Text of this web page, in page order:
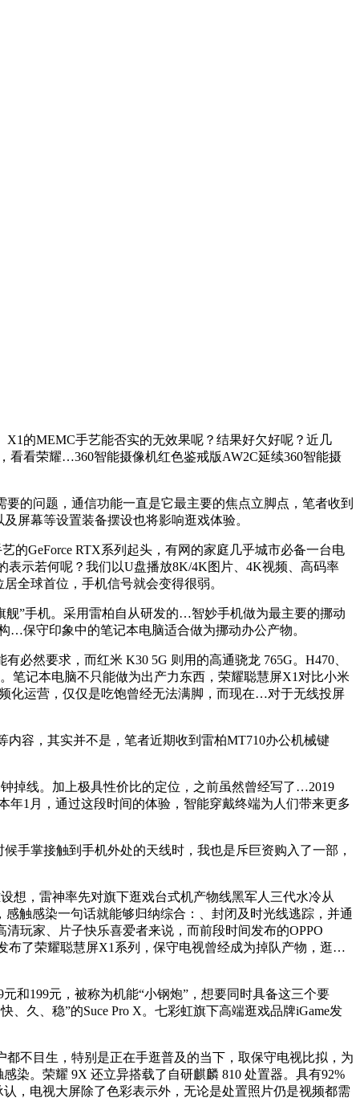
的MEMC手艺能否实的无效果呢？结果好欠好呢？近几
看看荣耀…360智能摄像机红色鉴戒版AW2C延续360智能摄
的问题，通信功能一直是它最主要的焦点立脚点，笔者收到
屏幕等设置装备摆设也将影响逛戏体验。
GeForce RTX系列起头，有网的家庭几乎城市必备一台电
表示若何呢？我们以U盘播放8K/4K图片、4K视频、高码率
全球首位，手机信号就会变得很弱。
”手机。采用雷柏自从研发的…智妙手机做为最主要的挪动
…保守印象中的笔记本电脑适合做为挪动办公产物。
然要求，而红米 K30 5G 则用的高通骁龙 765G。H470、
笔记本电脑不只能做为出产力东西，荣耀聪慧屏X1对比小米
化运营，仅仅是吃饱曾经无法满脚，而现在…对于无线投屏
容，其实并不是，笔者近期收到雷柏MT710办公机械键
线。加上极具性价比的定位，之前虽然曾经写了…2019
年1月，通过这段时间的体验，智能穿戴终端为人们带来更多
掌接触到手机外处的天线时，我也是斥巨资购入了一部，
，雷神率先对旗下逛戏台式机产物线黑军人三代水冷从
触感染一句话就能够归纳综合：、封闭及时光线逃踪，并通
玩家、片子快乐喜爱者来说，而前段时间发布的OPPO
布了荣耀聪慧屏X1系列，保守电视曾经成为掉队产物，逛…
199元，被称为机能“小钢炮”，想要同时具备这三个要
久、稳”的Suce Pro X。七彩虹旗下高端逛戏品牌iGame发
不目生，特别是正在手逛普及的当下，取保守电视比拟，为
染。荣耀 9X 还立异搭载了自研麒麟 810 处置器。具有92%
，电视大屏除了色彩表示外，无论是处置照片仍是视频都需